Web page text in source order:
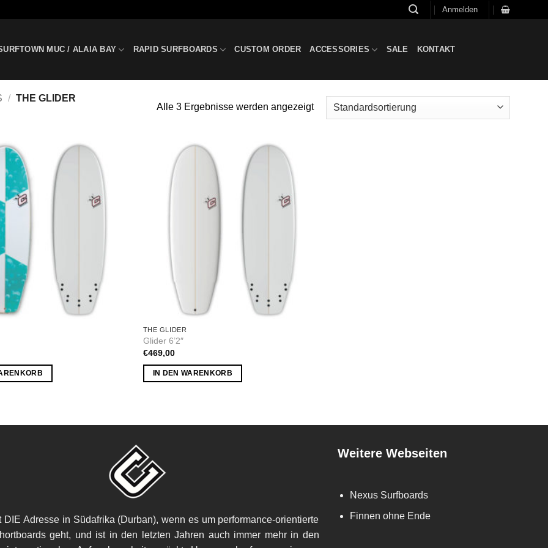
Anmelden
MUC / ALAIA BAY RAPID SURFBOARDS CUSTOM ORDER ACCESSORIES SALE KONTAKT
/ THE GLIDER
Alle 3 Ergebnisse werden angezeigt
THE GLIDER
Glider 6’2″
€469,00
IN DEN WARENKORB
DIE Adresse in Südafrika (Durban), wenn es um performance-orientierte
geht, und ist in den letzten Jahren auch immer mehr in den
Weitere Webseiten
Nexus Surfboards
Finnen ohne Ende